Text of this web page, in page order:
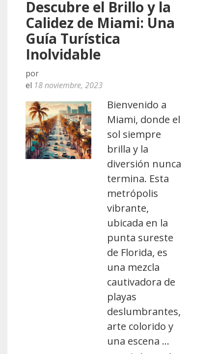
Descubre el Brillo y la
Calidez de Miami: Una
Guía Turística
Inolvidable
por
el 18 noviembre, 2023
Bienvenido a
Miami, donde el
sol siempre
brilla y la
diversión nunca
termina. Esta
metrópolis
vibrante,
ubicada en la
punta sureste
de Florida, es
una mezcla
cautivadora de
playas
deslumbrantes,
arte colorido y
una escena …